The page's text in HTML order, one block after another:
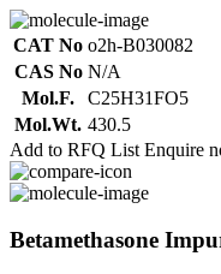
CAT No o2h-B030082
CAS No N/A
Mol.F.
C25H31FO5
Mol.Wt. 430.5
Add to RFQ List Enquire
Betamethasone